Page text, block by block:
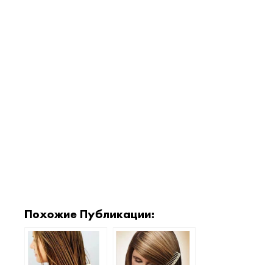
Похожие Публикации: